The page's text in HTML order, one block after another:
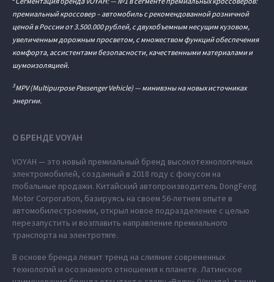
премиальный кроссовер – автомобиль c рекомендованной розничной
ценой в России от 3.500.000 рублей, с двухобъемным несущим кузовом,
увеличенным дорожным просветом, с множеством функций обеспечения
комфорта, ассистентами безопасности, качественными материалами и
шумоизоляцией.
3MPV (Multipurpose Passenger Vehicle) — минивэны на новых источниках
энергии.
О БРЕНДЕ VOYAH
VOYAH — это новый премиальный бренд высокотехнологичных
электромобилей, созданный в 2018 году с фокусом на
глобальные продажи. Китайский автопроизводитель DongFeng
Motor Corporation, базируясь на своем 56-летнем опыте в
автомобилестроении, открыл новое подразделение с целью
перезапустить и возглавить направление премиального
транспорта на электротяге.
В основе бренда лежит тренд на слияние современных
технологий и осознанного отношения к планете. Латинское